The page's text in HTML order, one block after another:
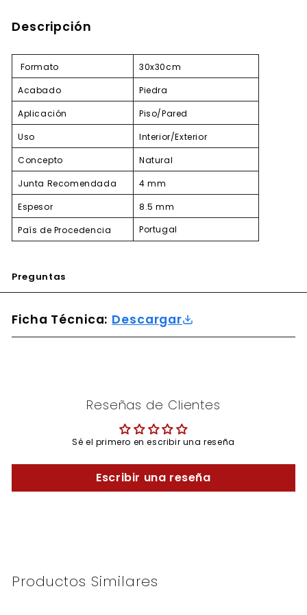
Descripción
Formato
30x30cm
Acabado
Piedra
Aplicación
Piso/Pared
Uso
Interior/Exterior
Concepto
Natural
Junta Recomendada
4 mm
Espesor
8.5 mm
País de Procedencia
Portugal
Preguntas
Ficha Técnica: Descargar
Reseñas de Clientes
Sé el primero en escribir una reseña
Escribir una reseña
Productos Similares